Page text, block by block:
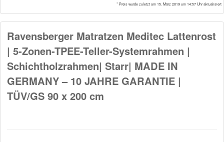
* Preis wurde zuletzt am 15. März 2019 um 14:57 Uhr aktualisiert
Ravensberger Matratzen Meditec Lattenrost
| 5-Zonen-TPEE-Teller-Systemrahmen |
Schichtholzrahmen| Starr| MADE IN
GERMANY – 10 JAHRE GARANTIE |
TÜV/GS 90 x 200 cm